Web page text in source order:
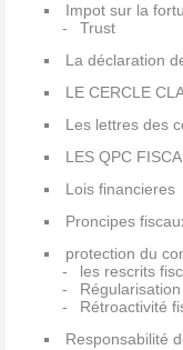
Impot sur la
Trust
La déclaration
LE CERCLE
Les lettres des
LES QPC
Lois financieres
Proncipes
protection du
les rescrits
Rétroactivité
Responsabilité